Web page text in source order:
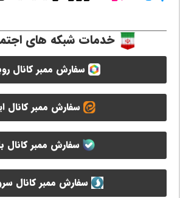
خدمات شبکه های
سفارش ممبر کانال
سفارش ممبر کانال
سفارش ممبر کانال
سفارش ممبر کانال